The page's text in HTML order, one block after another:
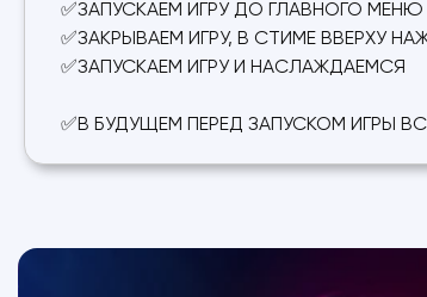
✅ЗАПУСКАЕМ ИГРУ ДО ГЛАВНОГО МЕНЮ
✅ЗАКРЫВАЕМ ИГРУ, В СТИМЕ ВВЕРХУ
✅ЗАПУСКАЕМ ИГРУ И НАСЛАЖДАЕМСЯ
✅В БУДУЩЕМ ПЕРЕД ЗАПУСКОМ ИГРЫ